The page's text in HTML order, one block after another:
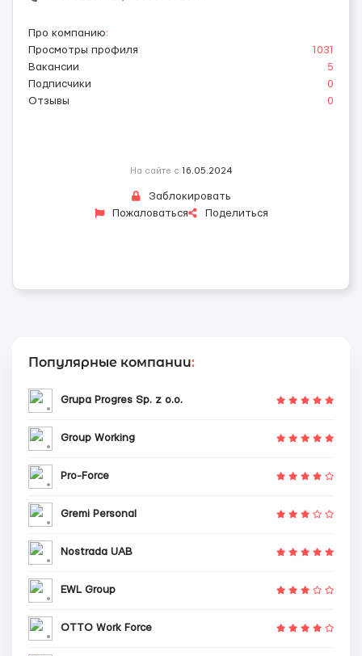
Про компанию:
Просмотры профиля
1031
Вакансии
5
Подписчики
0
Отзывы
0
На сайте с 16.05.2024
Заблокировать
Пожаловаться
Поделиться
Популярные компании:
Grupa Progres Sp. z o.o.
Group Working
Pro-Force
Gremi Personal
Nostrada UAB
EWL Group
OTTO Work Force